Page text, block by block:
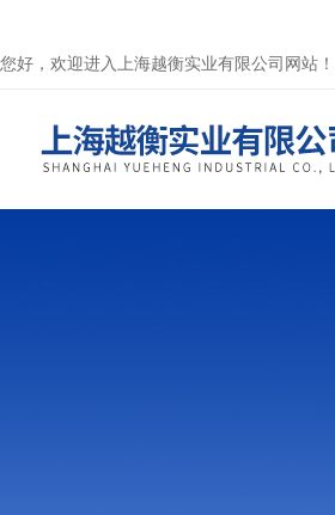
您好，欢迎进入上海越衡实业有限公司网站！